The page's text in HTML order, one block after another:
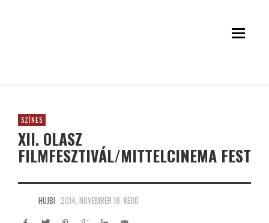
SZÍNES
XII. OLASZ
FILMFESZTIVÁL/MITTELCINEMA FEST
HUJBI 2014. NOVEMBER 18. KEDD